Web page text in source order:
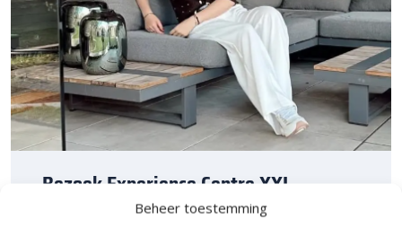
Beheer toestemming
Variaties en hulpstukken: DeKijlstra RWS-bandenzijn
beschikbaar in diverse afmetingen en kunnen worden
gecombineerd met verschillende hulpstukken om de afscheiding
aan te passen aan specifieke eisen. Of het nu gaat om het
creëren van bochten, hoeken of andere structuren, Kijlstra biedt
de juiste oplossingen voor elke situatie.
DeKijlstra RWS-band 11,5/22,5×16 bocht r=10 inwendigis
perfect geschikt voor het
infra GWW assortiment
drukbezochte gebieden langs de weg. Verkrijgbaar per 4 stuks,
Bezoek Experience Centre XXL